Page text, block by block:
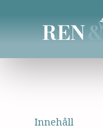
Innehåll